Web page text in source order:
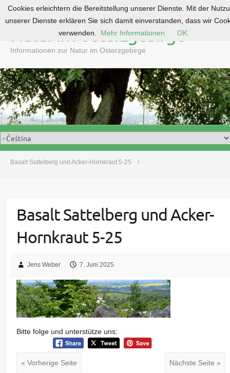
o
c
o
n
e
n
Natur im Osterzgebirge
Informationen zur Natur im Osterzgebirge
Basalt Sattelberg und Acker-Hornkraut 5-25
Basalt Sattelberg und Acker-
Hornkraut 5-25
Jens Weber 7. Juni 2025
Bitte folge und unterstütze uns:
« Vorherige Seite Nächste Seite »
Cookies erleichtern die Bereitstellung unserer Dienste. Mit der
unserer Dienste erklären Sie sich damit einverstanden, dass wir
verwenden.
Mehr Informationen OK